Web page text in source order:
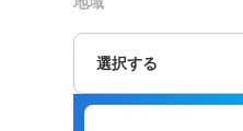
選択する